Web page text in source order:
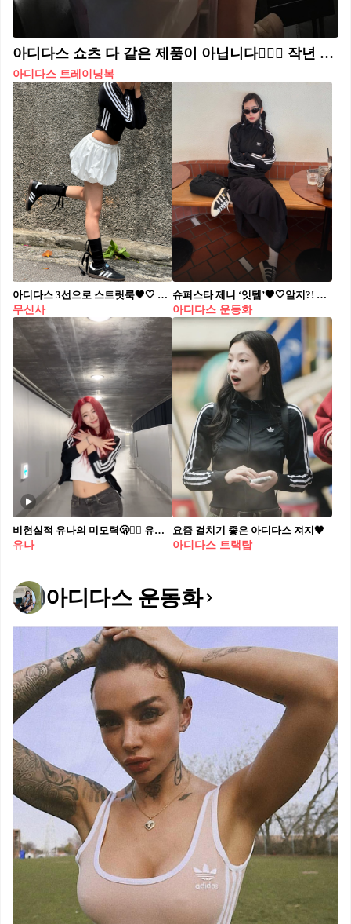
아디다스 쇼츠 다 같은 제품이 아닙니다🙅🏻‍♀️ 작년 여름부터 트렌드를 타면서 다시 유행하기 시작한 아디다스 트랙 팬츠. 하나 구매하고 싶지만 핏부터 기장까지 다양한 제품들이 있어 어떤 아이템을 사야 할지 고민된다면 셀럽들의 아이템을 참고해 보세요! 미미: 레이스 트림 삼선 쇼츠 밋밋한 여름 패션을 개성 있게 뽐낼 수 있는 아이템. 스포티한 아디다스 쇼츠에 레이스가 달려있어 사랑스러우면서도 유니크한 느낌을 준다. 김나영: 아디컬러 클래식 배기 쇼츠 무릎 아래까지 내려오는 버뮤다 기장의 아디다스 쇼츠. 옐로우 삼선 스트라이프가 포인트가 되고, 넉넉한 루즈핏으로 편안한 착용감을 자랑한다. 남규리: 우먼스 3S 투인원 반바지 레깅스가 일체형으로 내장되어 있어 레이어드 코디 연출이 가능하다. 레깅스 덕에 활동적인 운동할 때도 부담 없이 입을 수 있다. 크리스탈: W 3S SJ 쇼츠 밑단 트임이 있고, 다른 아디다스 쇼츠들에 비해 숏하고 타이트한 피팅감이 특징이다. 쇼츠 안쪽에 스트링 끈이 있어 허리핏 조절이 가능하다. 김채원: 아디다스 x 스포티 앤 리치 쇼츠 클리어 스카이 아디다스와 스포티 앤 리치의 콜라보 제품으로 전체적으로 광택감이 있는 하늘색 베이스에 은은한 스트라이프 패턴이 적용되어 있다. 미미: 아디컬러 클래식 스프린터 쇼츠 너무 짧지 않은 기장에 얇고 가벼운 재질이라 한여름에도 편하게 막 입을 수 있다. 양 사이드에 지퍼 포켓이 달려있어 실용성이 좋다.
아디다스 트레이닝복
아디다스 3선으로 스트릿룩🖤🤍 무신사에서 다양한 3선 아이템을 최대 60% 할인으로🛍️ #광고 <무신사 X ADIDAS, WHAT'S YOUR 3-STRIPES?> • 일정: 7/29(월) - 8/4(일)
무신사
슈퍼스타 제니 ‘잇템’🖤🤍알지?! 올 가을 뜨겁게 주목받는👩🏻‍🏫아디다스 슈퍼스타 가이드북 최근 핫걸들의 신발을 보면, 슈퍼스타가 눈에 띕니다. 반세기 넘게 사랑 받아온 슈퍼스타는 농구화에서 시작해 스트릿의 상징으로 자리 잡았는데요. 최근 제니, 미시 엘리엇, 앤서니 에드워즈 등 시대를 대표하는 아이콘들이 스타일링해 주목 받고 있습니다. 아이코닉한 3-스트라이프를 포인트로 어떤 코디에도 어울리며, 캐주얼과 힙한 무드를 동시에 담을 수 있습니다. 특히 슈퍼스타와 파이어버드 트랙탑 조합은 올 가을 데일리룩 핵심으로 떠오릅니다. 트랙탑과 와이드 팬츠, 혹은 데님을 매치하거나, 올 블랙 스타일링에 슈퍼스타로 강렬한 포인트를 주는 식이죠. 루즈한 팬츠나 스커트와 함께하면 편안하면서도 존재감있는 룩을 완성할 수 있습니다.
아디다스 운동화
비현실적 유나의 미모력🫢❤️‍🔥 유나 필승 조합인 크롭&데님👖아디다스 져지로 꾸안꾸 완성🖤
유나
요즘 걸치기 좋은 아디다스 져지🖤
아디다스 트랙탑
아디다스 운동화